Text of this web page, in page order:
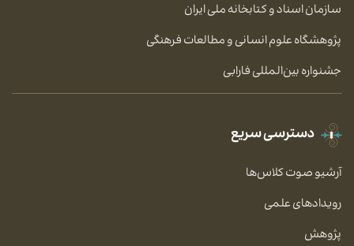
سازمان اسناد و کتابخانه ملی ایران
پژوهشگاه علوم انسانی و مطالعات فرهنگی
جشنواره بین‌المللی فارابی
دسترسی سریع
آرشیو صوت کلاس‌ها
رویدادهای علمی
پژوهش